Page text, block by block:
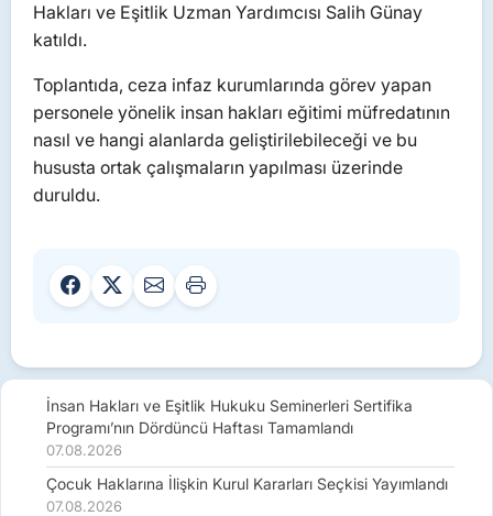
İnsan Hakları ve Eşitlik Hukuku Seminerleri Sertifika
Programı’nın Dördüncü Haftası Tamamlandı
07.08.2026
Çocuk Haklarına İlişkin Kurul Kararları Seçkisi Yayımlandı
07.08.2026
Hakları ve Eşitlik Uzman Yardımcısı Salih Günay
katıldı.
Toplantıda, ceza infaz kurumlarında görev yapan
personele yönelik insan hakları eğitimi müfredatının
nasıl ve hangi alanlarda geliştirilebileceği ve bu
hususta ortak çalışmaların yapılması üzerinde
duruldu.